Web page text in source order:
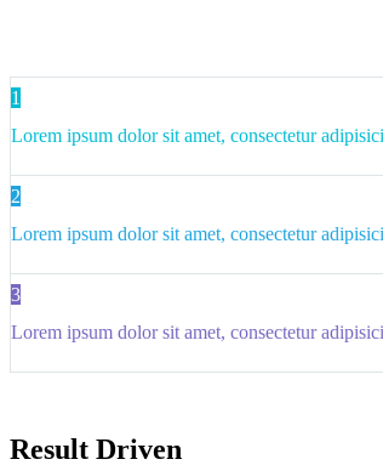
1
Lorem ipsum dolor sit amet, consectetur
2
Lorem ipsum dolor sit amet, consectetur
3
Lorem ipsum dolor sit amet, consectetur
Result Driven